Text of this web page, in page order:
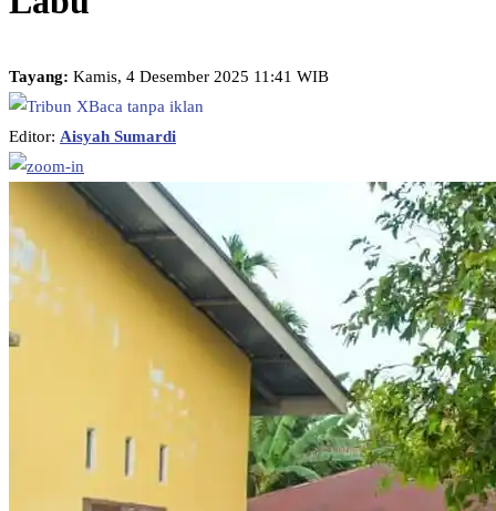
Tayang: Kamis, 4 Desember 2025 11:41 WIB
Baca tanpa iklan
Editor: Aisyah Sumardi